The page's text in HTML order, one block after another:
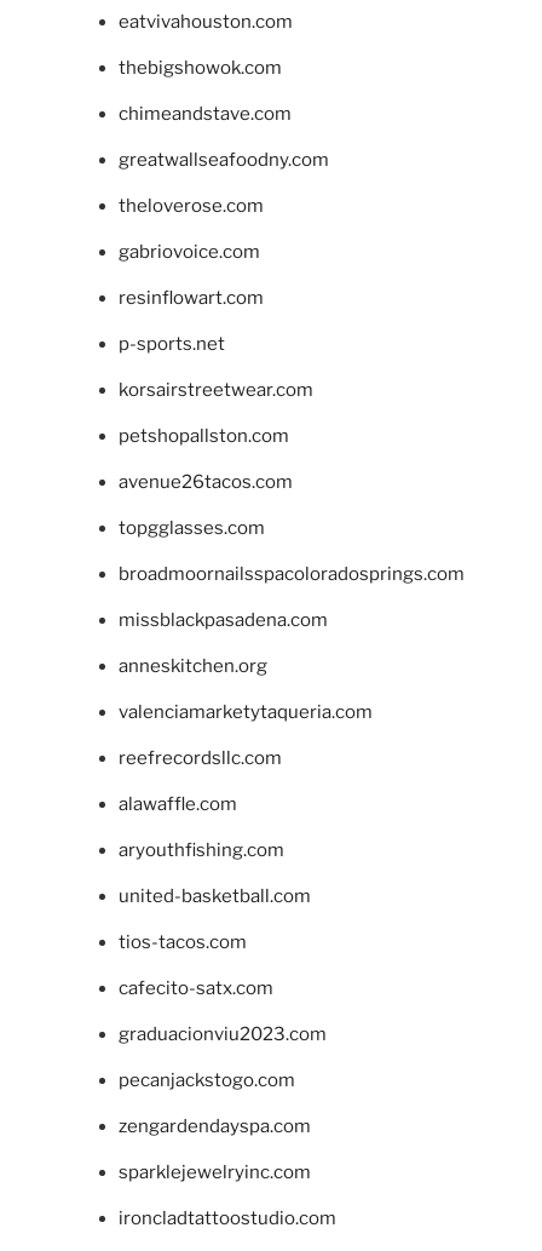
eatvivahouston.com
thebigshowok.com
chimeandstave.com
greatwallseafoodny.com
theloverose.com
gabriovoice.com
resinflowart.com
p-sports.net
korsairstreetwear.com
petshopallston.com
avenue26tacos.com
topgglasses.com
broadmoornailsspacoloradosprings.com
missblackpasadena.com
anneskitchen.org
valenciamarketytaqueria.com
reefrecordsllc.com
alawaffle.com
aryouthfishing.com
united-basketball.com
tios-tacos.com
cafecito-satx.com
graduacionviu2023.com
pecanjackstogo.com
zengardendayspa.com
sparklejewelryinc.com
ironcladtattoostudio.com